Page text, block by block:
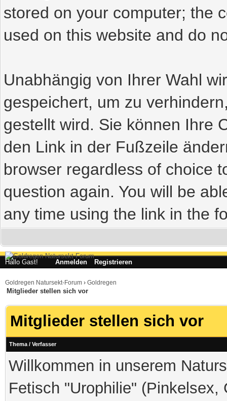
stored on your computer; the
used on this website and do
Unabhängig von Ihrer Wahl
gespeichert, um zu
gestellt wird. Sie können Ihre
den Link in der Fußzeile
browser regardless of choice
question again. You will be
any time using the link in the
Hallo Gast! Anmelden Registrieren
Goldregen Natursekt-Forum › Goldregen
Mitglieder stellen sich vor
Mitglieder stellen sich vor
Thema / Verfasser
Willkommen in unserem
Fetisch "Urophilie" (Pinkelsex,